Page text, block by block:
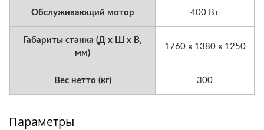
Обслуживающий мотор 400 Вт
Габариты станка (Д x Ш x В,
мм)
1760 x 1380 x 1250
Вес нетто (кг) 300
Параметры